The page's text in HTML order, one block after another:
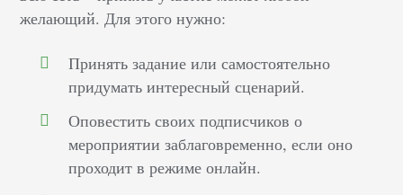
желающий. Для этого нужно:
Принять задание или самостоятельно
придумать интересный сценарий.
Оповестить своих подписчиков о
мероприятии заблаговременно, если оно
проходит в режиме онлайн.